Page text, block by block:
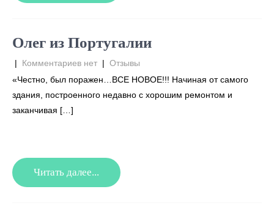
Олег из Португалии
| Комментариев нет | Отзывы
«Честно, был поражен…ВСЕ НОВОЕ!!! Начиная от самого
здания, построенного недавно с хорошим ремонтом и
заканчивая […]
Читать далее...